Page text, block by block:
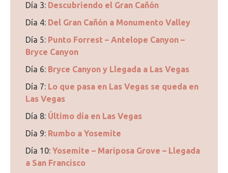
Día 3: Descubriendo el Gran Cañón
Día 4: Del Gran Cañón a Monumento Valley
Día 5: Punto Forrest – Antelope Canyon –
Bryce Canyon
Día 6: Bryce Canyon y Llegada a Las Vegas
Día 7: Lo que pasa en Las Vegas se queda en
Las Vegas
Día 8: Último día en Las Vegas
Día 9: Rumbo a Yosemite
Día 10: Yosemite – Mariposa Grove – Llegada
a San Francisco